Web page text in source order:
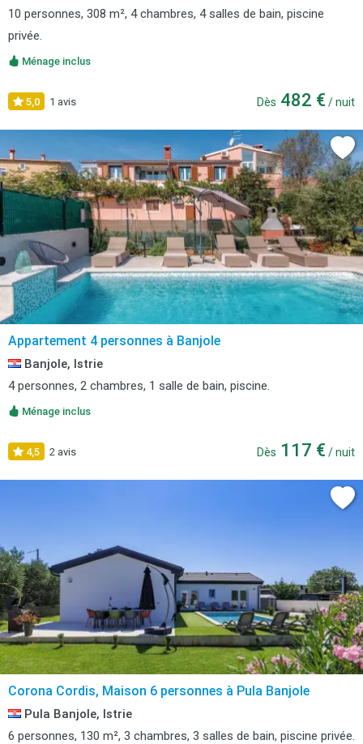
10 personnes, 308 m², 4 chambres, 4 salles de bain, piscine
privée.
Ménage inclus
5,0 1 avis Dès 482 € / nuit
Appartement 4 personnes à Banjole
Banjole, Istrie
4 personnes, 2 chambres, 1 salle de bain, piscine.
Ménage inclus
4,5 2 avis Dès 117 € / nuit
Corona Cordis, Maison 6 personnes à Pula Banjole
Pula Banjole, Istrie
6 personnes, 130 m², 3 chambres, 3 salles de bain, piscine privée.